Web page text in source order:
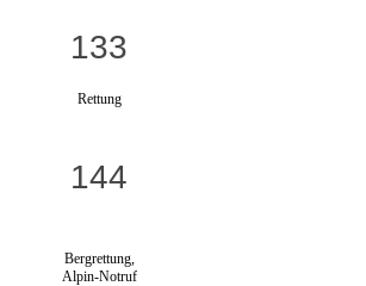
133
Rettung
144
Bergrettung,
Alpin-Notruf